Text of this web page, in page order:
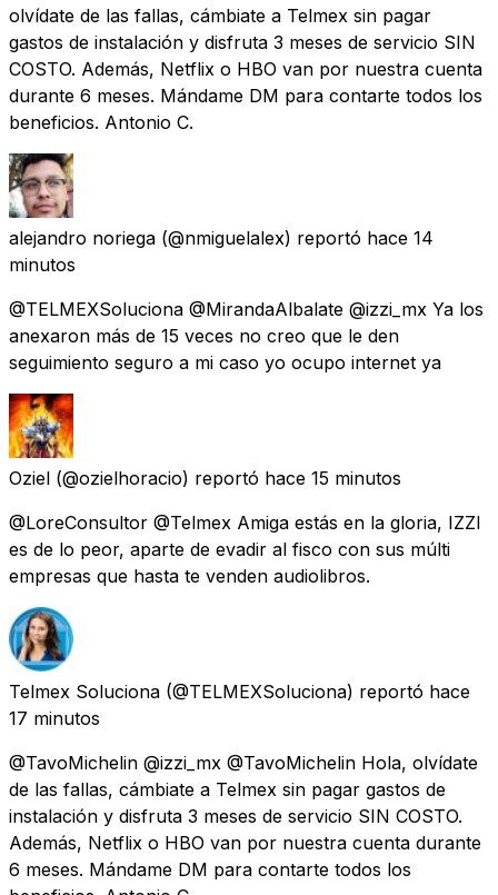
olvídate de las fallas, cámbiate a Telmex sin pagar
gastos de instalación y disfruta 3 meses de servicio SIN
COSTO. Además, Netflix o HBO van por nuestra cuenta
durante 6 meses. Mándame DM para contarte todos los
beneficios. Antonio C.
alejandro noriega (@nmiguelalex) reportó hace 14
minutos
@TELMEXSoluciona @MirandaAlbalate @izzi_mx Ya los
anexaron más de 15 veces no creo que le den
seguimiento seguro a mi caso yo ocupo internet ya
Oziel (@ozielhoracio) reportó hace 15 minutos
@LoreConsultor @Telmex Amiga estás en la gloria, IZZI
es de lo peor, aparte de evadir al fisco con sus múlti
empresas que hasta te venden audiolibros.
Telmex Soluciona (@TELMEXSoluciona) reportó hace
17 minutos
@TavoMichelin @izzi_mx @TavoMichelin Hola, olvídate
de las fallas, cámbiate a Telmex sin pagar gastos de
instalación y disfruta 3 meses de servicio SIN COSTO.
Además, Netflix o HBO van por nuestra cuenta durante
6 meses. Mándame DM para contarte todos los